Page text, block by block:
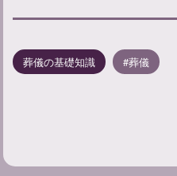
葬儀の基礎知識 葬儀